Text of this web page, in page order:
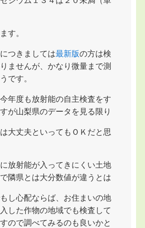
す。
つきましては最新版の方は検
ませんが、かなり微量まで測
です。
年度も放射能の自主検査をす
が山梨県のデータを見る限り
大丈夫といってもＯＫだと思
放射能が入ってきにくい土地
隣県とは大分数値が違うとは
し心配ならば、お住まいの地
した作物の地域でも検査して
ので調べてみるのも良いかと